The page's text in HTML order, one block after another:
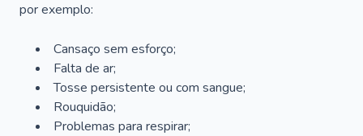
por exemplo:
Cansaço sem esforço;
Falta de ar;
Tosse persistente ou com sangue;
Rouquidão;
Problemas para respirar;